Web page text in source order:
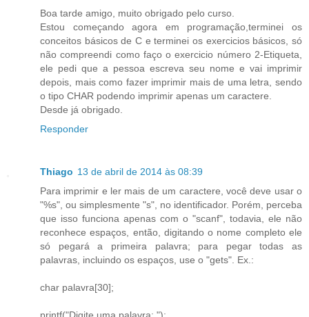
Boa tarde amigo, muito obrigado pelo curso.
Estou começando agora em programação,terminei os
conceitos básicos de C e terminei os exercicios básicos, só
não compreendi como faço o exercicio número 2-Etiqueta,
ele pedi que a pessoa escreva seu nome e vai imprimir
depois, mais como fazer imprimir mais de uma letra, sendo
o tipo CHAR podendo imprimir apenas um caractere.
Desde já obrigado.
Responder
Thiago 13 de abril de 2014 às 08:39
Para imprimir e ler mais de um caractere, você deve usar o
"%s", ou simplesmente "s", no identificador. Porém, perceba
que isso funciona apenas com o "scanf", todavia, ele não
reconhece espaços, então, digitando o nome completo ele
só pegará a primeira palavra; para pegar todas as
palavras, incluindo os espaços, use o "gets". Ex.:
char palavra[30];